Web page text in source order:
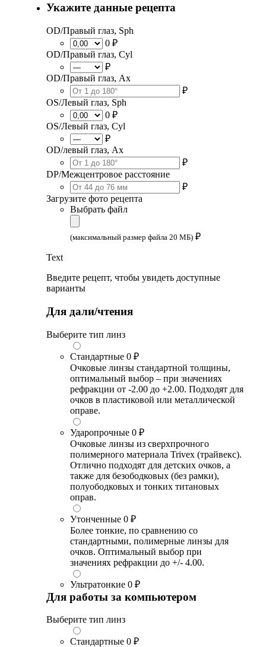
Укажите данные рецепта
OD/Правый глаз, Sph
0 ₽
OD/Правый глаз, Cyl
₽
OD/Правый глаз, Ax
₽
OS/Левый глаз, Sph
0 ₽
OS/Левый глаз, Cyl
₽
OD/левый глаз, Ax
₽
DP/Межцентровое расстояние
₽
Загрузите фото рецепта
Выбрать файл
(максимальный размер файла 20 МБ) ₽
Text
Введите рецепт, чтобы увидеть доступные
варианты
Для дали/чтения
Выберите тип линз
Стандартные 0 ₽
Очковые линзы стандартной толщины,
оптимальный выбор – при значениях
рефракции от -2.00 до +2.00. Подходят для
очков в пластиковой или металлической
оправе.
Ударопрочные 0 ₽
Очковые линзы из сверхпрочного
полимерного материала Trivex (трайвекс).
Отлично подходят для детских очков, а
также для безободковых (без рамки),
полуободковых и тонких титановых
оправ.
Утонченные 0 ₽
Более тонкие, по сравнению со
стандартными, полимерные линзы для
очков. Оптимальный выбор при
значениях рефракции до +/- 4.00.
Ультратонкие 0 ₽
Для работы за компьютером
Выберите тип линз
Стандартные 0 ₽